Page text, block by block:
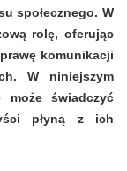
społecznego. W
rolę, oferując
komunikacji
W niniejszym
świadczyć
płyną z ich